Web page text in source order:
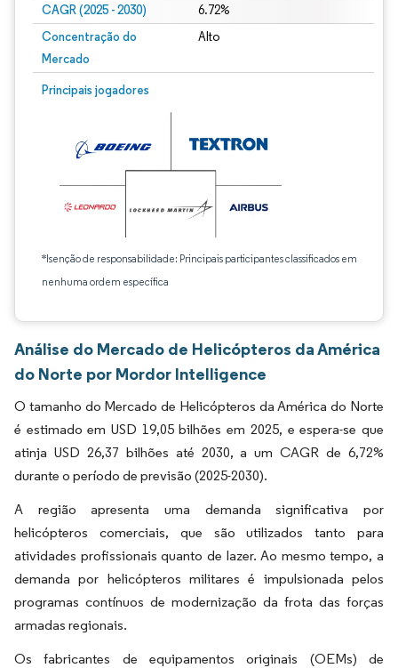
CAGR (2025 - 2030) 6.72%
Concentração do
Mercado
Alto
Principais jogadores
*Isenção de responsabilidade: Principais participantes classificados em
nenhuma ordem específica
Análise do Mercado de Helicópteros da América
do Norte por Mordor Intelligence
O tamanho do Mercado de Helicópteros da América do Norte
é estimado em USD 19,05 bilhões em 2025, e espera-se que
atinja USD 26,37 bilhões até 2030, a um CAGR de 6,72%
durante o período de previsão (2025-2030).
A região apresenta uma demanda significativa por
helicópteros comerciais, que são utilizados tanto para
atividades profissionais quanto de lazer. Ao mesmo tempo, a
demanda por helicópteros militares é impulsionada pelos
programas contínuos de modernização da frota das forças
armadas regionais.
Os fabricantes de equipamentos originais (OEMs) de